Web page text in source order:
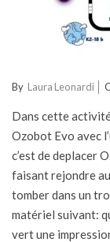
2021-
11
By Laura Leonardi
Dans cette
Ozobot Evo avec
c’est de deplacer
faisant rejondre
tomber dans un
matériel suivant:
vert une